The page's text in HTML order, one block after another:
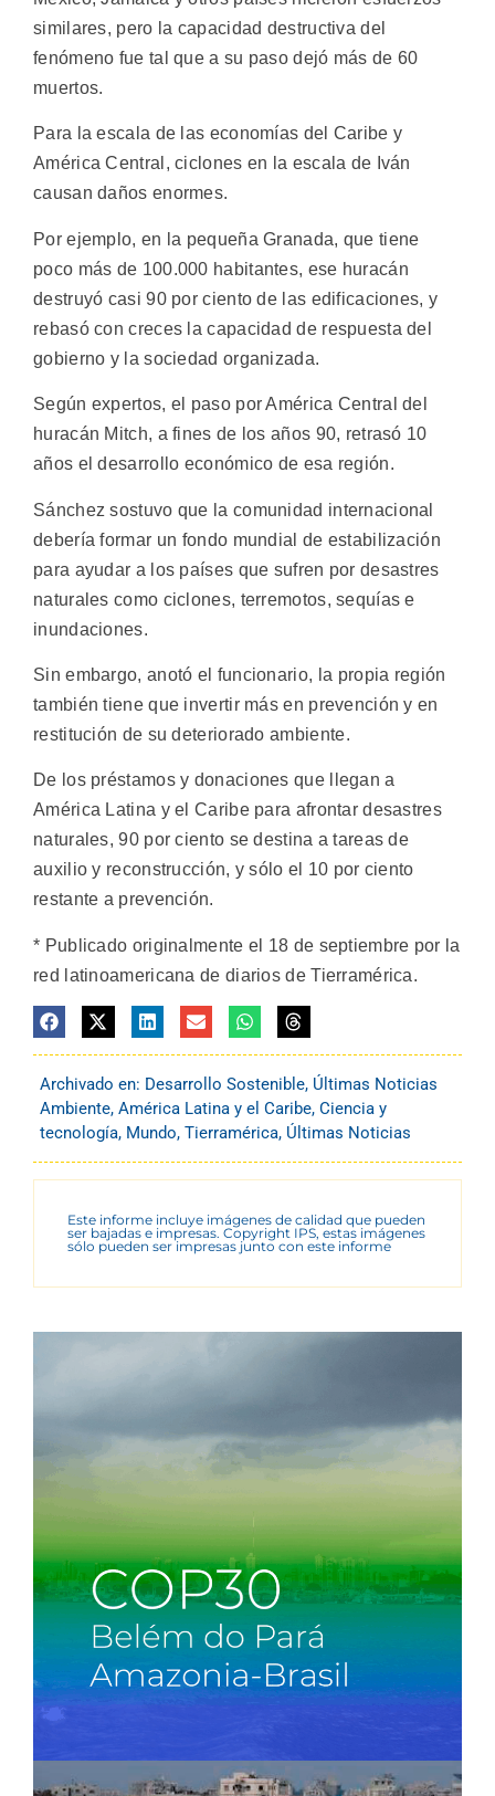
similares, pero la capacidad destructiva del
fenómeno fue tal que a su paso dejó más de 60
muertos.
Para la escala de las economías del Caribe y
América Central, ciclones en la escala de Iván
causan daños enormes.
Por ejemplo, en la pequeña Granada, que tiene
poco más de 100.000 habitantes, ese huracán
destruyó casi 90 por ciento de las edificaciones, y
rebasó con creces la capacidad de respuesta del
gobierno y la sociedad organizada.
Según expertos, el paso por América Central del
huracán Mitch, a fines de los años 90, retrasó 10
años el desarrollo económico de esa región.
Sánchez sostuvo que la comunidad internacional
debería formar un fondo mundial de estabilización
para ayudar a los países que sufren por desastres
naturales como ciclones, terremotos, sequías e
inundaciones.
Sin embargo, anotó el funcionario, la propia región
también tiene que invertir más en prevención y en
restitución de su deteriorado ambiente.
De los préstamos y donaciones que llegan a
América Latina y el Caribe para afrontar desastres
naturales, 90 por ciento se destina a tareas de
auxilio y reconstrucción, y sólo el 10 por ciento
restante a prevención.
* Publicado originalmente el 18 de septiembre por la
red latinoamericana de diarios de Tierramérica.
Archivado en: Desarrollo Sostenible, Últimas Noticias
Ambiente, América Latina y el Caribe, Ciencia y
tecnología, Mundo, Tierramérica, Últimas Noticias
Este informe incluye imágenes de calidad que pueden
ser bajadas e impresas. Copyright IPS, estas imágenes
sólo pueden ser impresas junto con este informe